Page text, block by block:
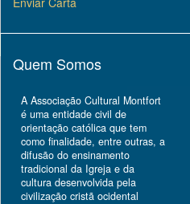
Quem Somos
A Associação Cultural Montfort
é uma entidade civil de
orientação católica que tem
como finalidade, entre outras, a
difusão do ensinamento
tradicional da Igreja e da
cultura desenvolvida pela
civilização cristã ocidental